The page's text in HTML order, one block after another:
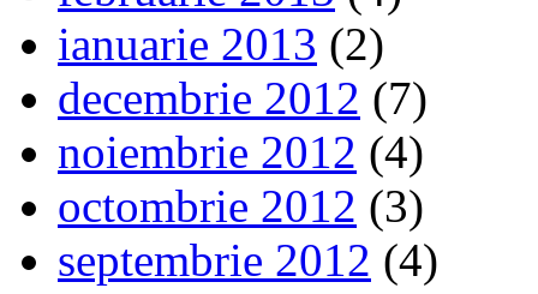
ianuarie 2013 (2)
decembrie 2012 (7)
noiembrie 2012 (4)
octombrie 2012 (3)
septembrie 2012 (4)